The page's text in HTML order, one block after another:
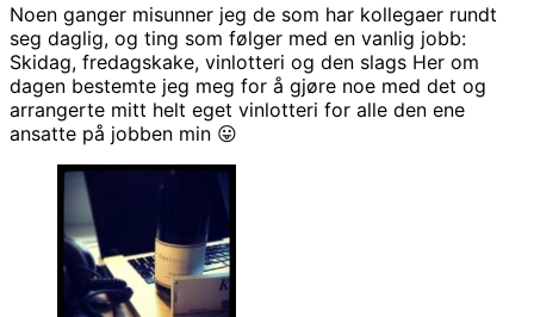
Noen ganger misunner jeg de som har kollegaer rundt
seg daglig, og ting som følger med en vanlig jobb:
Skidag, fredagskake, vinlotteri og den slags Her om
dagen bestemte jeg meg for å gjøre noe med det og
arrangerte mitt helt eget vinlotteri for alle den ene
ansatte på jobben min 😛